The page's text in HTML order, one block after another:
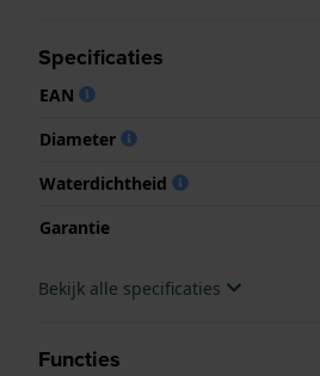
Specificaties
EAN
Diameter
Waterdichtheid
Garantie
Bekijk alle specificaties
Functies